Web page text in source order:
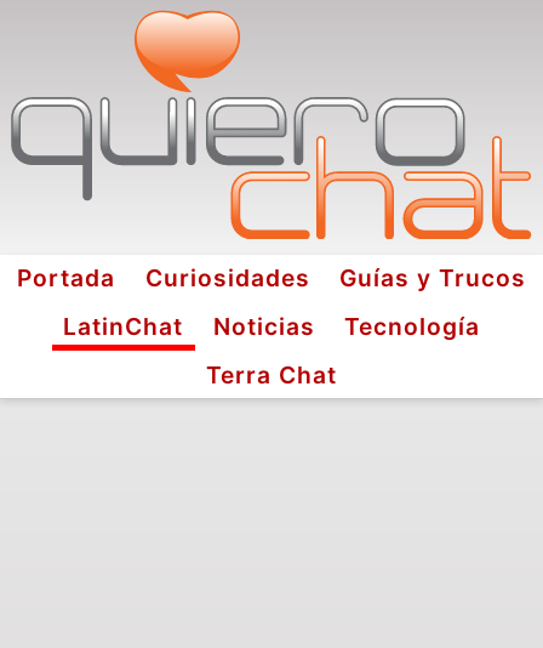
Portada Curiosidades
Guías y Trucos
LatinChat
Noticias
Tecnología
Terra Chat